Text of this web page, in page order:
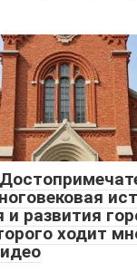
и развития
ходит